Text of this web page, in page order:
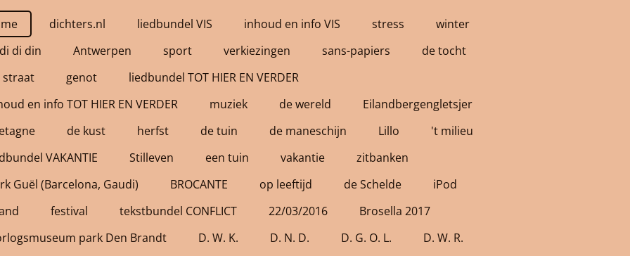
dichters.nl liedbundel VIS inhoud en info VIS stress
winter
di din
Antwerpen sport verkiezingen sans-papiers
de tocht
straat
genot
liedbundel TOT HIER EN VERDER
en info TOT HIER EN VERDER
muziek de wereld
Eilandbergengletsjer
de kust herfst de tuin de maneschijn Lillo
't milieu
VAKANTIE
Stilleven een tuin vakantie
zitbanken
Guël (Barcelona, Gaudi)
BROCANTE op leeftijd de Schelde
iPod
festival tekstbundel CONFLICT 22/03/2016
Brosella 2017
park Den Brandt
D. W. K. D. N. D. D. G. O. L.
D. W. R.